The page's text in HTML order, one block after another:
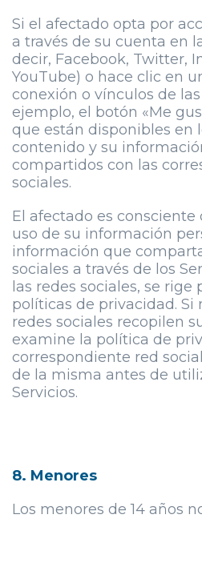
Si el afectado opta por
a través de su cuenta en
decir, Facebook, Twitter,
YouTube) o hace clic en
conexión o vínculos de
ejemplo, el botón «Me
que están disponibles en
contenido y su
compartidos con las
sociales.
El afectado es consciente
uso de su información
información que
sociales a través de los
las redes sociales, se rige
políticas de privacidad. Si
redes sociales recopilen
examine la política de
correspondiente red
de la misma antes de
Servicios.
8. Menores
Los menores de 14 años